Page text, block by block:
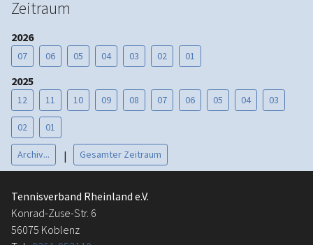
Zeitraum
2026
07 06 05 04 03 02 01
2025
12 11 10 09 08 07 06 05 04 03
02 01
Archiv... | Gesamter Zeitraum
Tennisverband Rheinland e.V.
Konrad-Zuse-Str. 6
56075 Koblenz